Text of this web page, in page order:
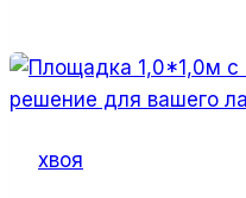
хвоя:
хвоя